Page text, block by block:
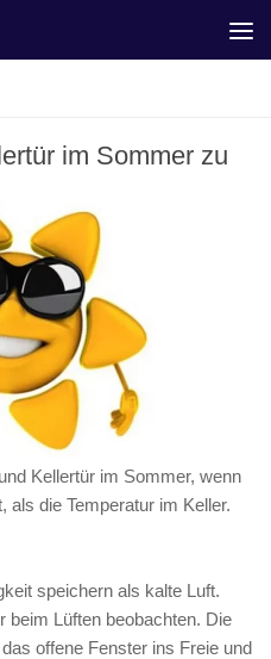
im Sommer zu
Kellertür im Sommer, wenn
als die Temperatur im Keller.
speichern als kalte Luft.
beim Lüften beobachten. Die
offene Fenster ins Freie und